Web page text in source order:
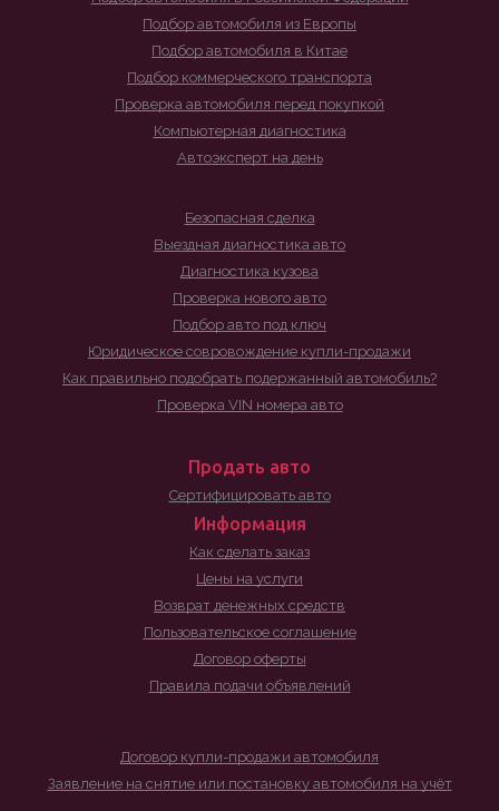
Подбор автомобиля из Европы
Подбор автомобиля в Китае
Подбор коммерческого транспорта
Проверка автомобиля перед покупкой
Компьютерная диагностика
Автоэксперт на день
Безопасная сделка
Выездная диагностика авто
Диагностика кузова
Проверка нового авто
Подбор авто под ключ
Юридическое совровождение купли-продажи
Как правильно подобрать подержанный автомобиль?
Проверка VIN номера авто
Продать авто
Сертифицировать авто
Информация
Как сделать заказ
Цены на услуги
Возврат денежных средств
Пользовательское соглашение
Договор оферты
Правила подачи объявлений
Договор купли-продажи автомобиля
Заявление на снятие или постановку автомобиля на учёт